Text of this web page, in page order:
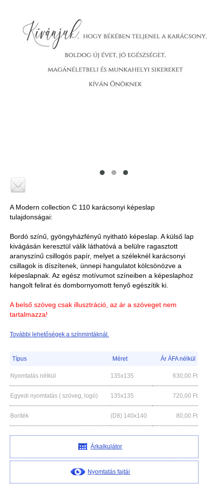
A Modern collection C 110 karácsonyi képeslap
tulajdonságai:
Bordó színű, gyöngyházfényű nyitható képeslap. A külső lap
kivágásán keresztül válik láthatóvá a belülre ragasztott
aranyszínű csillogós papír, melyet a széleknél karácsonyi
csillagok is díszítenek, ünnepi hangulatot kölcsönözve a
képeslapnak. Az egész motívumot színeiben a képeslaphoz
hangolt felirat és dombornyomott fenyő egészítik ki.
A belső szöveg csak illusztráció, az ár a szöveget nem
tartalmazza!
További lehetőségek a színmintáknál.
Típus Méret Ár ÁFA nélkül
Nyomtatás nélkül 135x135 630,00 Ft
Egyedi nyomtatás ( szöveg, logó) 135x135 720,00 Ft
Boríték (D8) 140x140 80,00 Ft
Árkalkulátor
Nyomtatás fajtái